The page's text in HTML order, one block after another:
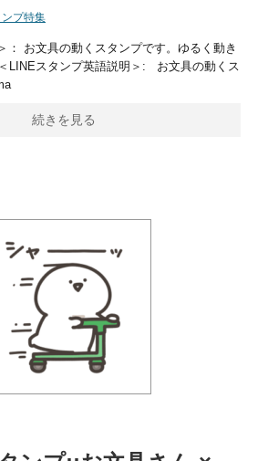
ンプ特集
： お文具の動くスタンプです。ゆるく動き
LINEスタンプ英語説明＞: お文具の動くス
続きを見る